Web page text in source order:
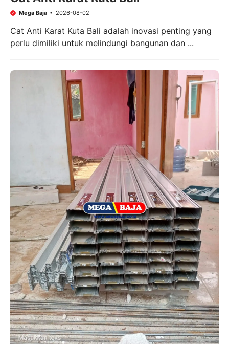
Mega Baja 2026-08-02
Cat Anti Karat Kuta Bali adalah inovasi penting yang
perlu dimiliki untuk melindungi bangunan dan ...